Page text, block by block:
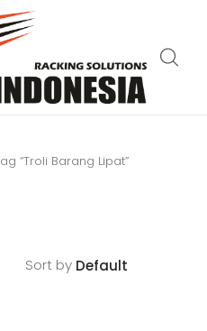
“Troli Barang Lipat”
Sort by